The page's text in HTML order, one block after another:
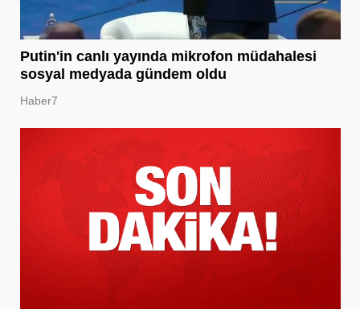
Putin'in canlı yayında mikrofon müdahalesi
sosyal medyada gündem oldu
Haber7